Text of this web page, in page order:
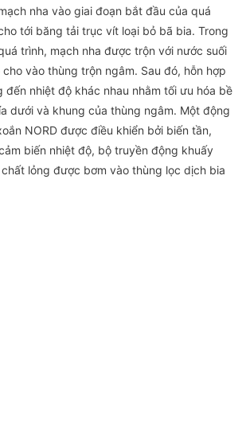
nha vào giai đoạn bắt đầu của quá
tới băng tải trục vít loại bỏ bã bia. Trong
trình, mạch nha được trộn với nước suối
vào thùng trộn ngâm. Sau đó, hỗn hợp
đến nhiệt độ khác nhau nhằm tối ưu hóa bề
dưới và khung của thùng ngâm. Một động
NORD được điều khiển bởi biến tần,
biến nhiệt độ, bộ truyền động khuấy
lỏng được bơm vào thùng lọc dịch bia